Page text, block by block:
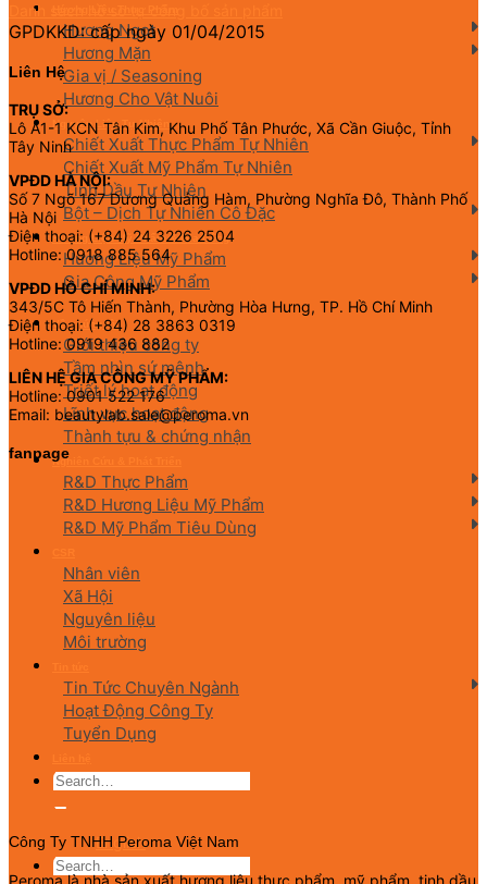
Hương Ngọt
Hương Mặn
Gia vị / Seasoning
Hương Cho Vật Nuôi
Nguyên Liệu Tự Nhiên
Chiết Xuất Thực Phẩm Tự Nhiên
Chiết Xuất Mỹ Phẩm Tự Nhiên
Tinh Dầu Tự Nhiên
Bột – Dịch Tự Nhiên Cô Đặc
Hương Liệu Mỹ Phẩm & Gia Công
Hương Liệu Mỹ Phẩm
Gia Công Mỹ Phẩm
Về chúng tôi
Giới thiệu công ty
Tầm nhìn sứ mệnh
Triết lý hoạt động
Lĩnh vực hoạt động
Thành tựu & chứng nhận
Nghiên Cứu & Phát Triển
R&D Thực Phẩm
R&D Hương Liệu Mỹ Phẩm
R&D Mỹ Phẩm Tiêu Dùng
Nhân viên
Xã Hội
Nguyên liệu
Môi trường
Tin Tức Chuyên Ngành
Hoạt Động Công Ty
Tuyển Dụng
English
Danh sách hồ sơ tự công bố sản phẩm
GPDKKD: cấp ngày 01/04/2015
Liên Hệ
TRỤ SỞ:
Lô A1-1 KCN Tân Kim, Khu Phố Tân Phước, Xã Cần Giuộc, Tỉnh
Tây Ninh
VPĐD HÀ NỘI:
Số 7 Ngõ 167 Dương Quảng Hàm, Phường Nghĩa Đô, Thành Phố
Hà Nội
Điện thoại: (+84) 24 3226 2504
Hotline: 0918 885 564
VPĐD HỒ CHÍ MINH:
343/5C Tô Hiến Thành, Phường Hòa Hưng, TP. Hồ Chí Minh
Điện thoại: (+84) 28 3863 0319
Hotline: 0919 436 882
LIÊN HỆ GIA CÔNG MỸ PHẨM:
Hotline: 0901 522 176
Email: beautylab.sale@peroma.vn
fanpage
Công Ty TNHH Peroma Việt Nam
Peroma là nhà sản xuất hương liệu thực phẩm, mỹ phẩm, tinh dầu